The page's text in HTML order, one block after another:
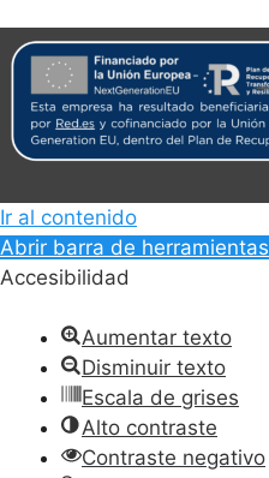
Ir al contenido
Abrir barra de herramientas
Accesibilidad
Aumentar texto
Disminuir texto
Escala de grises
Alto contraste
Contraste negativo